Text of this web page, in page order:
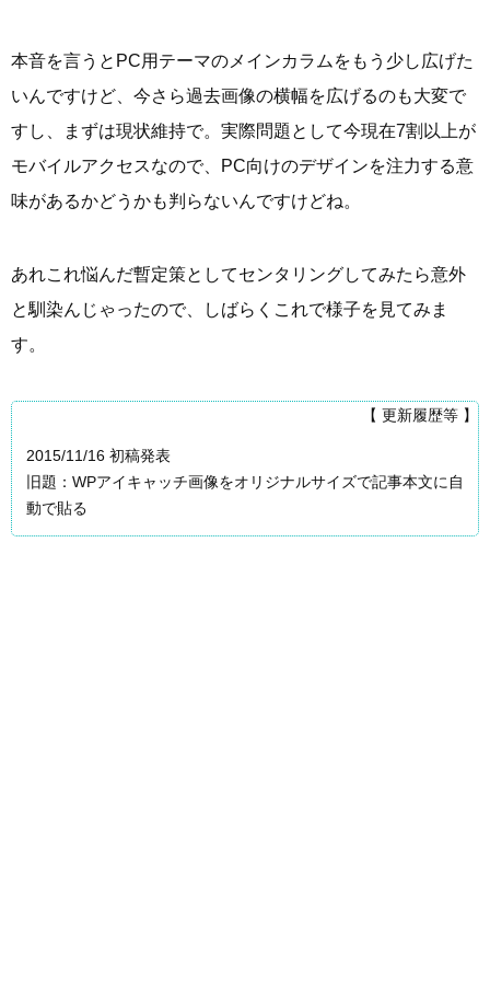
本音を言うとPC用テーマのメインカラムをもう少し広げた
いんですけど、今さら過去画像の横幅を広げるのも大変で
すし、まずは現状維持で。実際問題として今現在7割以上が
モバイルアクセスなので、PC向けのデザインを注力する意
味があるかどうかも判らないんですけどね。
あれこれ悩んだ暫定策としてセンタリングしてみたら意外
と馴染んじゃったので、しばらくこれで様子を見てみま
す。
【 更新履歴等 】
2015/11/16 初稿発表
旧題：WPアイキャッチ画像をオリジナルサイズで記事本文に自
動で貼る